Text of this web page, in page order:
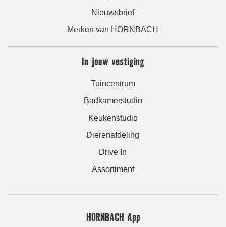
Nieuwsbrief
Merken van HORNBACH
In jouw vestiging
Tuincentrum
Badkamerstudio
Keukenstudio
Dierenafdeling
Drive In
Assortiment
HORNBACH App